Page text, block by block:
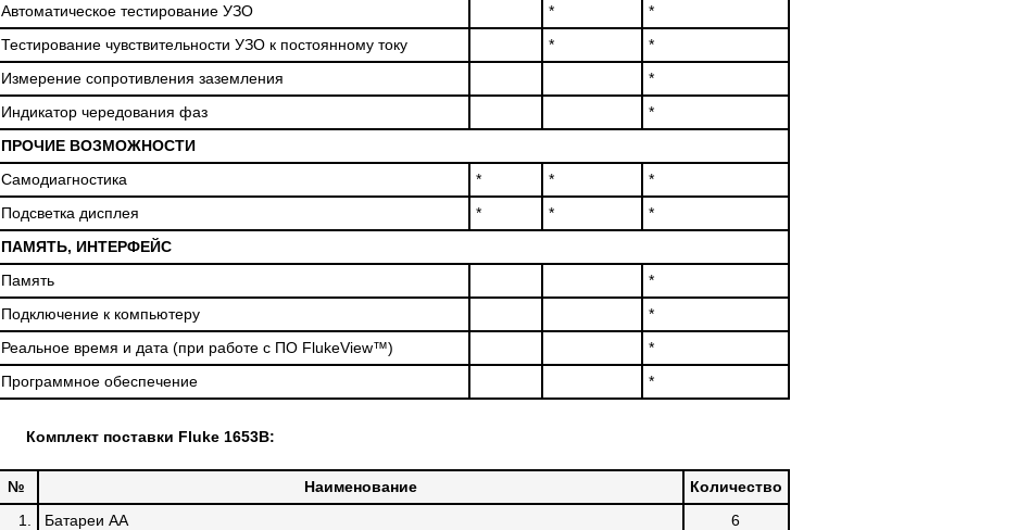
Автоматическое тестирование УЗО *
*
Тестирование чувствительности УЗО к постоянному току
*
*
Измерение сопротивления заземления
*
Индикатор чередования фаз
*
ПРОЧИЕ ВОЗМОЖНОСТИ
Самодиагностика
* *
*
Подсветка дисплея
* *
*
ПАМЯТЬ, ИНТЕРФЕЙС
Память
*
Подключение к компьютеру
*
Реальное время и дата (при работе с ПО FlukeView™)
*
Программное обеспечение
*
Комплект поставки Fluke 1653B:
№ Наименование
Количество
1.
Батареи АА
6